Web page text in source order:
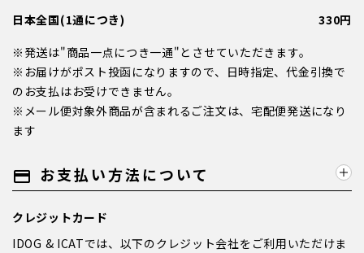
日本全国(1通につき)
330円
※発送は"商品一点につき一通"とさせていただきます。
※お届けがポスト投函になりますので、日時指定、代金引換で
のお支払はお受けできません。
※メール便対象外商品が含まれるご注文は、宅配便発送になり
ます
payment お支払い方法について
クレジットカード
IDOG & ICATでは、以下のクレジット会社をご利用いただけま